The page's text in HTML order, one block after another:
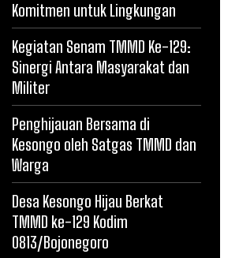
Komitmen untuk Lingkungan
Kegiatan Senam TMMD Ke-129:
Sinergi Antara Masyarakat dan
Militer
Penghijauan Bersama di
Kesongo oleh Satgas TMMD dan
Warga
Desa Kesongo Hijau Berkat
TMMD ke-129 Kodim
0813/Bojonegoro